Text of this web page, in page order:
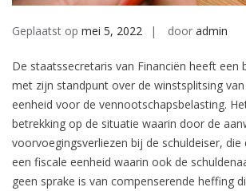
Geplaatst op mei 5, 2022 door admin
De staatssecretaris van Financiën heeft een
met zijn standpunt over de winstsplitsing
eenheid voor de vennootschapsbelasting.
betrekking op de situatie waarin door de
voorvoegingsverliezen bij de schuldeiser,
een fiscale eenheid waarin ook de
geen sprake is van compenserende heffing